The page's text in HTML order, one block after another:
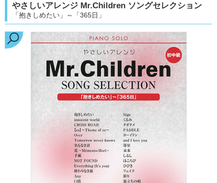
やさしいアレンジ Mr.Children ソングセレクション
「抱きしめたい」～「365日」